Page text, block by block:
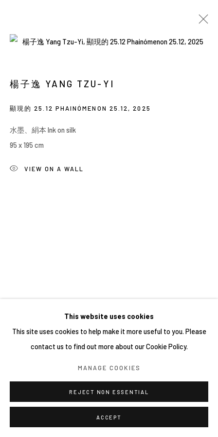
楊子逸：業餘畫家
2025年12月25日 - 2026年1月17日
BACK_Y
Manage cookies
This website uses cookies
This site uses cookies to help make it more useful to you. Please
contact us to find out more about our Cookie Policy.
MANAGE COOKIES
REJECT NON ESSENTIAL
ACCEPT
楊子逸 YANG TZU-YI
顯現的 25.12 PHAINÓMENON 25.12 ,2025
水墨、絹本 Ink on silk
95 x 195 cm
VIEW ON A WALL